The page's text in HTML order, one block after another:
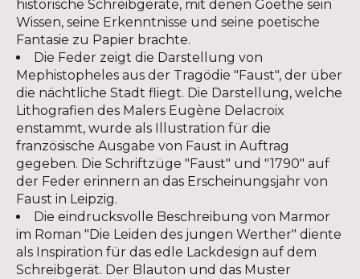
historische Schreibgeräte, mit denen Goethe sein
Wissen, seine Erkenntnisse und seine poetische
Fantasie zu Papier brachte.
Die Feder zeigt die Darstellung von
Mephistopheles aus der Tragödie "Faust", der über
die nächtliche Stadt fliegt. Die Darstellung, welche
Lithografien des Malers Eugène Delacroix
enstammt, wurde als Illustration für die
französische Ausgabe von Faust in Auftrag
gegeben. Die Schriftzüge "Faust" und "1790" auf
der Feder erinnern an das Erscheinungsjahr von
Faust in Leipzig.
Die eindrucksvolle Beschreibung von Marmor
im Roman "Die Leiden des jungen Werther" diente
als Inspiration für das edle Lackdesign auf dem
Schreibgerät. Der Blauton und das Muster